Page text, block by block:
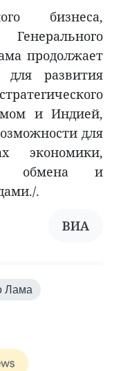
бизнеса,
продолжает
для развития
и Индией,
для
экономики,
обмена и
.
ВИA
Лама